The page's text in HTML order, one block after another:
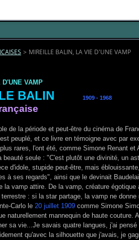
> MIREILLE BALIN, LA VIE D'UNE VAMP
VAMP
BALIN 1909 - 1968
de la période et peut-être du cinéma de
peuplé, et ce livre en témoigne avec par
rares, l'ont été, comme Simone Renant et
seule : "C'est plutôt une divinité, un
d'idole, stupide peut-être, mais
à ses regards", ainsi que le devinait
la vamp attire. De la vamp, créature égotique
: si la star partage, la vamp ne
Carlo le 20 juillet 1909 comme Simone
naturellement mannequin de haute couture.
sa vie...Je savais quatre langues, j'ai
qu'avec la silhouette que j'avais, je